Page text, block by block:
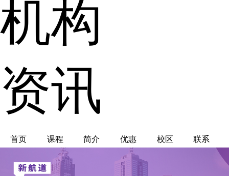
机构
资讯
首页 课程 简介 优惠 校区 联系